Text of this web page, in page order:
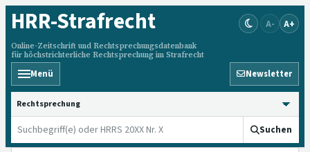
HRR-Strafrecht
Online-Zeitschrift und Rechtsprechungsdatenbank
für höchstrichterliche Rechtsprechung im Strafrecht
A- A+
Menü Newsletter
HRRS durchsuchen
Suchen